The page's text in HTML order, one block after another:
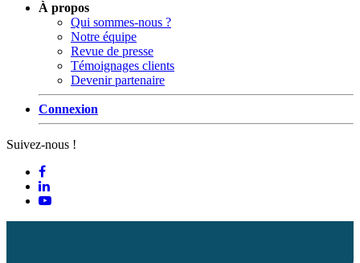
À propos
Qui sommes-nous ?
Notre équipe
Revue de presse
Témoignages clients
Devenir partenaire
Connexion
Suivez-nous !